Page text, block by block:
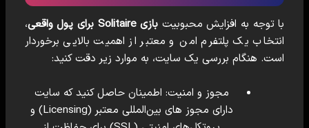
با توجه به افزایش محبوبیت بازی Solitaire برای پول واقعی
،
انتخاب یک پلتفرم امن و معتبر از اهمیت بالایی برخوردار
است. هنگام بررسی یک سایت، به موارد زیر دقت کنید:
مجوز و امنیت: اطمینان حاصل کنید که سایت
دارای مجوز های بین‌المللی معتبر (Licensing) و